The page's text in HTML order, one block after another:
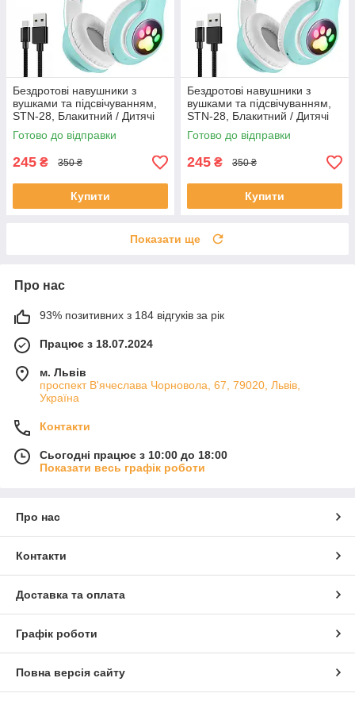
Бездротові навушники з
вушками та підсвічуванням,
STN-28, Блакитний / Дитячі
навушники / Bluetooth
навушники
Готово до відправки
245 ₴ 350 ₴
Купити
Бездротові навушники з
вушками та підсвічуванням,
STN-28, Блакитний / Дитячі
навушники / Bluetooth
навушники
Готово до відправки
245 ₴ 350 ₴
Купити
Показати ще
Про нас
93% позитивних з 184 відгуків за рік
Працює з 18.07.2024
м. Львів
проспект В'ячеслава Чорновола, 67, 79020, Львів,
Україна
Контакти
Сьогодні працює з 10:00 до 18:00
Показати весь графік роботи
Про нас
Контакти
Доставка та оплата
Графік роботи
Повна версія сайту